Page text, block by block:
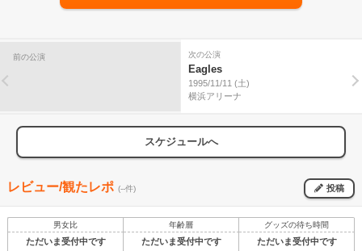
前の公演 次の公演
Eagles
1995/11/11 (土)
横浜アリーナ
スケジュールへ
レビュー/観たレポ (--件) 投稿
男女比 年齢層 グッズの待ち時間
ただいま受付中です ただいま受付中です ただいま受付中です